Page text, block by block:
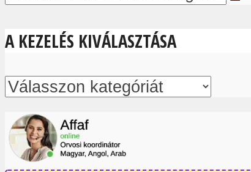
A KEZELÉS KIVÁLASZTÁSA